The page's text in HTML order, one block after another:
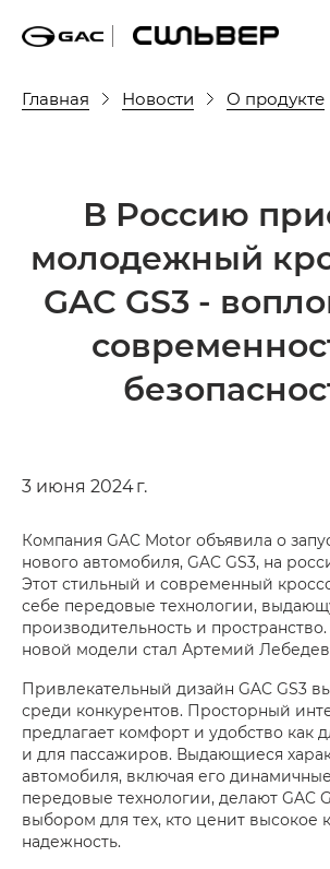
Главная Новости О продукте
В Россию
молодежный
GAC GS3 -
3 июня 2024 г.
Компания GAC Motor объявила о
нового автомобиля, GAC GS3, на
Этот стильный и современный
себе передовые технологии,
производительность и
новой модели стал Артемий
Привлекательный дизайн GAC GS3
среди конкурентов. Просторный
предлагает комфорт и удобство как
и для пассажиров. Выдающиеся
автомобиля, включая его
передовые технологии, делают GAC
выбором для тех, кто ценит высокое
надежность.